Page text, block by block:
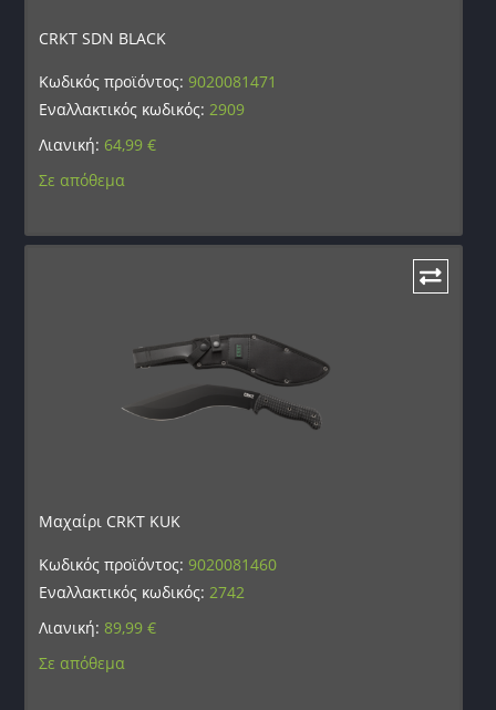
CRKT SDN BLACK
Κωδικός προϊόντος:9020081471
Εναλλακτικός κωδικός:2909
Λιανική: 64,99€
Σε απόθεμα
Μαχαίρι CRKT KUK
Κωδικός προϊόντος:9020081460
Εναλλακτικός κωδικός:2742
Λιανική:89,99€
Σε απόθεμα